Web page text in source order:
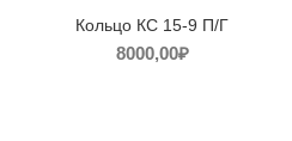
Кольцо КС 15-9 П/Г
8000,00₽